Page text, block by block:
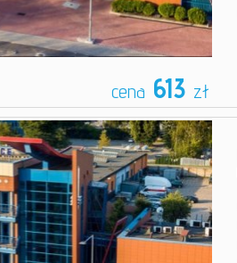
cena 613 zł